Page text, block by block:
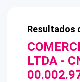
Resultados
LTDA -